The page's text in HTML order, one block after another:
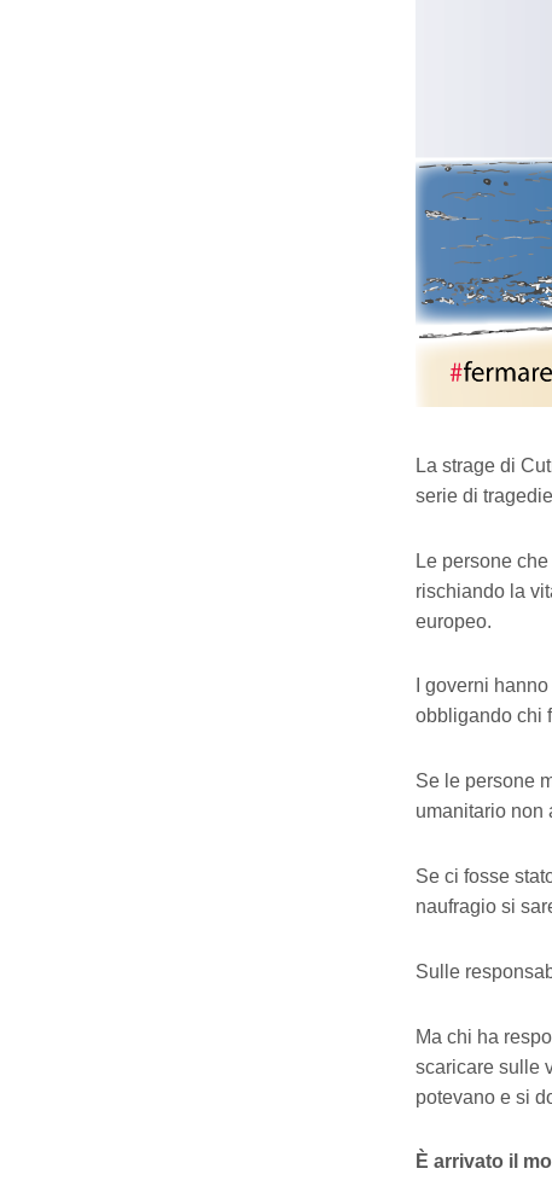
La strage di
serie di
Le persone
rischiando la
europeo.
I governi
obbligando chi
Se le persone
umanitario non
Se ci fosse
naufragio si
Sulle
Ma chi ha
scaricare sulle
potevano e si
È arrivato il